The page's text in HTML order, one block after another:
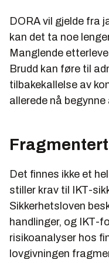
DORA vil gjelde fra
kan det ta noe
Manglende
Brudd kan føre til
tilbakekallelse av
allerede nå
Det finnes ikke et
stiller krav til IKT-
Sikkerhetsloven
handlinger, og IKT-
risikoanalyser hos
lovgivningen